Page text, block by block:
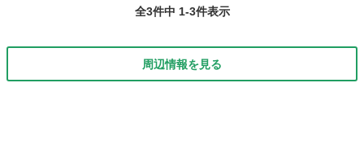
全3件中 1-3件表示
周辺情報を見る